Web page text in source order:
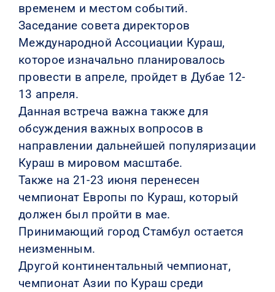
временем и местом событий.
Заседание совета директоров
Международной Ассоциации Кураш,
которое изначально планировалось
провести в апреле, пройдет в Дубае 12-
13 апреля.
Данная встреча важна также для
обсуждения важных вопросов в
направлении дальнейшей популяризации
Кураш в мировом масштабе.
Также на 21-23 июня перенесен
чемпионат Европы по Кураш, который
должен был пройти в мае.
Принимающий город Стамбул остается
неизменным.
Другой континентальный чемпионат,
чемпионат Азии по Кураш среди